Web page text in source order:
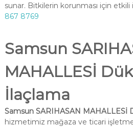
sunar. Bitkilerin korunması için etkili
867 8769
Samsun
MAHALLESİ
İlaçlama
Samsun SARIHASAN MAHALLESİ
hizmetimiz mağaza ve ticari